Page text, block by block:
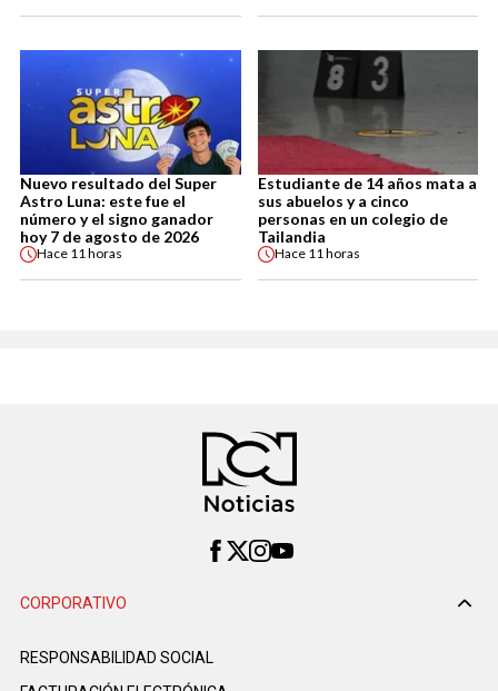
Nuevo resultado del Super
Astro Luna: este fue el
número y el signo ganador
hoy 7 de agosto de 2026
Hace 11 horas
Estudiante de 14 años mata a
sus abuelos y a cinco
personas en un colegio de
Tailandia
Hace 11 horas
CORPORATIVO
RESPONSABILIDAD SOCIAL